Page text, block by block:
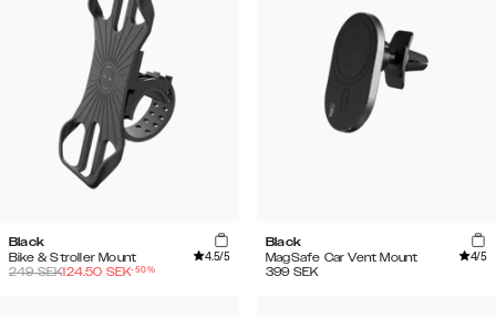
Black
Bike & Stroller Mount
4.5/5
249SEK124.50 SEK-50%
Black
MagSafe Car Vent Mount
4/5
399 SEK